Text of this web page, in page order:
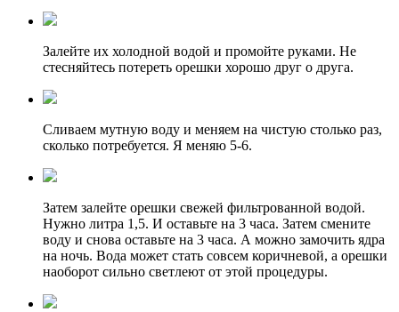
Залейте их холодной водой и промойте руками. Не
стесняйтесь потереть орешки хорошо друг о друга.
Сливаем мутную воду и меняем на чистую столько раз,
сколько потребуется. Я меняю 5-6.
Затем залейте орешки свежей фильтрованной водой.
Нужно литра 1,5. И оставьте на 3 часа. Затем смените
воду и снова оставьте на 3 часа. А можно замочить ядра
на ночь. Вода может стать совсем коричневой, а орешки
наоборот сильно светлеют от этой процедуры.